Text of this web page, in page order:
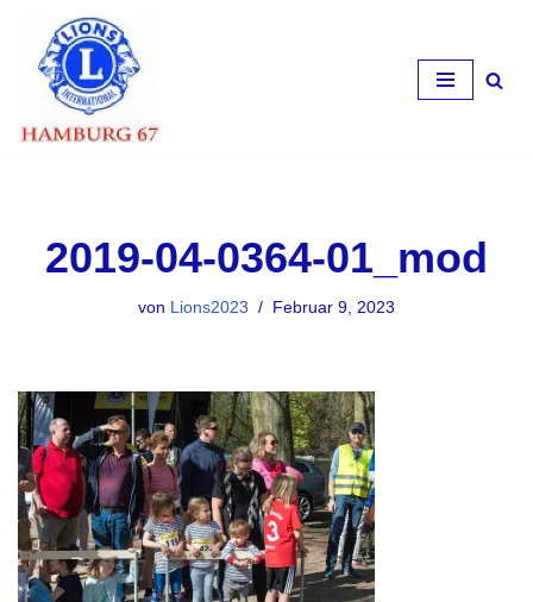
Zum
Inhalt
springen
2019-04-0364-01_mod
von Lions2023 Februar 9, 2023